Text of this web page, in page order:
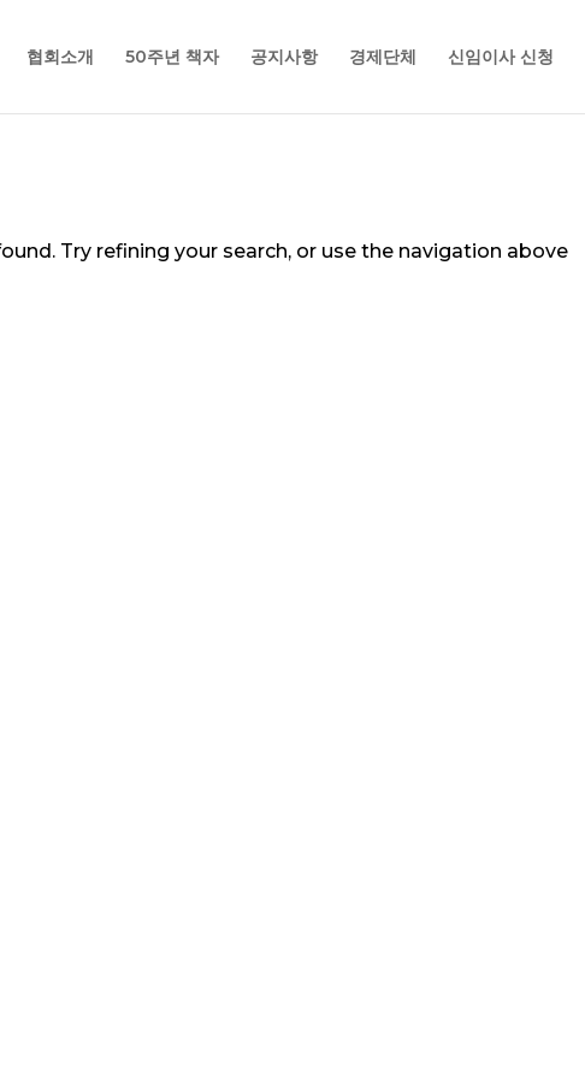
협회소개 50주년 책자 공지사항 경제단체 신임이사 신청
Try refining your search, or use the navigation above